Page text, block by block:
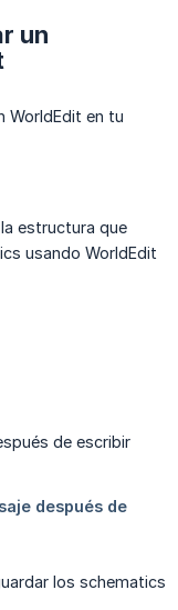
un
WorldEdit en tu
estructura que
usando WorldEdit
los schematics